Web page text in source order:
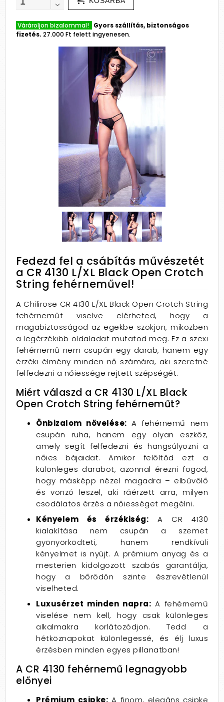
Várároljon bizalommal! Gyors szállítás, biztonságos
fizetés. 27.000 Ft felett ingyenesen.
Fedezd fel a csábítás művészetét
a CR 4130 L/XL Black Open Crotch
String fehérneművel!
A Chilirose CR 4130 L/XL Black Open Crotch String
fehérneműt viselve elérheted, hogy a
magabiztosságod az egekbe szökjön, miközben
a legérzékibb oldaladat mutatod meg. Ez a szexi
fehérnemű nem csupán egy darab, hanem egy
érzéki élmény minden nő számára, aki szeretné
felfedezni a nőiessége rejtett szépségét.
Miért válaszd a CR 4130 L/XL Black
Open Crotch String fehérneműt?
Önbizalom növelése: A fehérnemű nem
csupán ruha, hanem egy olyan eszköz,
amely segít felfedezni és hangsúlyozni a
nőies bájaidat. Amikor felöltöd ezt a
különleges darabot, azonnal érezni fogod,
hogy másképp nézel magadra – elbűvölő
és vonzó leszel, aki ráérzett arra, milyen
csodálatos érzés a nőiességet megélni.
Kényelem és érzékiség: A CR 4130
kialakítása nem csupán a szemet
gyönyörködteti, hanem rendkívüli
kényelmet is nyújt. A prémium anyag és a
mesterien kidolgozott szabás garantálja,
hogy a bőrödön szinte észrevétlenül
viselheted.
Luxusérzet minden napra: A fehérnemű
viselése nem kell, hogy csak különleges
alkalmakra korlátozódjon. Tedd a
hétköznapokat különlegessé, és élj luxus
érzésben minden egyes pillanatban!
A CR 4130 fehérnemű legnagyobb
előnyei
Prémium csipke: A finom, elegáns csipke